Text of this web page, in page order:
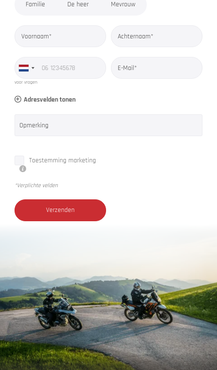
Familie De heer Mevrouw
Voornaam* Achternaam*
voor vragen
E-Mail*
Adresvelden tonen
Opmerking
Toestemming marketing
*Verplichte velden
Verzenden